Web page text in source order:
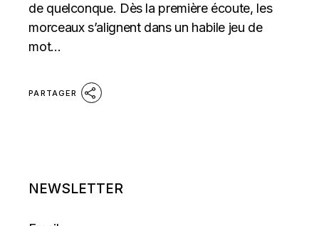
de quelconque. Dès la première écoute, les
morceaux s’alignent dans un habile jeu de
mot...
PARTAGER
NEWSLETTER